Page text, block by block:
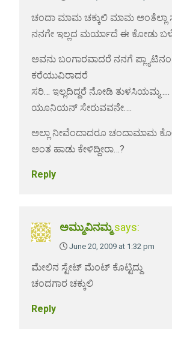
ಚಂದಾ ಮಾಮ ಚಕ್ಕುಲಿ ಮಾಮ ಅಂತೆಲ್ಲಾ
ನನಗೇ ಇಲ್ಲದ ಮರ್ಯಾದೆ ಈ ಕೋಡು
ಅವನು ಬಂಗಾರವಾದರೆ ನನಗೆ
ಕರೆಯುವಿರಾದರೆ
ಸರಿ… ಇಲ್ಲದಿದ್ದರೆ ನೋಡಿ
ಯೂನಿಯನ್ ಸೇರುವವನೇ….
ಅಲ್ಲಾ ನೀವೆಂದಾದರೂ ಚಂದಾಮಾಮ
ಅಂತ ಹಾಡು ಕೇಳಿದ್ದೀರಾ…?
Reply
ಅಮ್ಮುವಿನಮ್ಮ says:
June 20, 2009 at 1:32 pm
ಮೇಲಿನ ಸ್ಟೇಟ್ ಮೆಂಟ್ ಕೊಟ್ಟಿದ್ದು
ಚಂದಗಾರ ಚಕ್ಕುಲಿ
Reply